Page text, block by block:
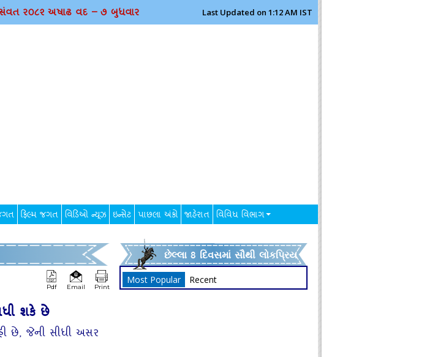
ર૦૮૨ અષાઢ વદ – ૭ બુધવાર Last Updated on 1:12 AM IST
ફિલ્મ જગત વિડિઓ ન્યૂઝ ઇન્સેટ પાછલા અંકો જાહેરાત વિવિધ વિભાગ
Pdf Email Print
શકે છે
છે, જેની સીધી અસર
છેલ્લા 8 દિવસમાં સૌથી લોકપ્રિય
Most Popular Recent